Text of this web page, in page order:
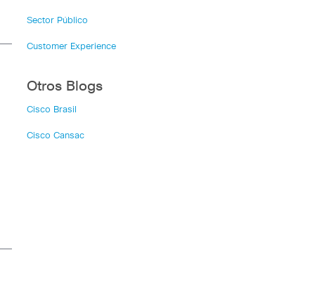
Sector Público
Customer Experience
Otros Blogs
Cisco Brasil
Cisco Cansac